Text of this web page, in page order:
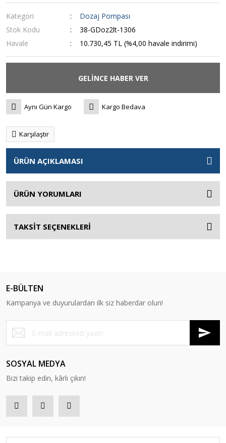
Kategori
Dozaj Pompası
Stok Kodu
38-GDoz2lt-1306
Havale
10.730,45 TL (%4,00 havale indirimi)
GELİNCE HABER VER
Aynı Gün Kargo Kargo Bedava
Karşılaştır
ÜRÜN AÇIKLAMASI
ÜRÜN YORUMLARI
TAKSİT SEÇENEKLERİ
E-BÜLTEN
Kampanya ve duyurulardan ilk siz haberdar olun!
SOSYAL MEDYA
Bizi takip edin, kârlı çıkın!